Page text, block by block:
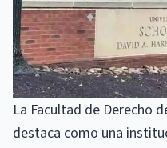
La Facultad de Derecho
destaca como una